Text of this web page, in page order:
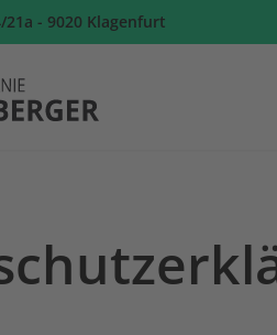
- 9020 Klagenfurt